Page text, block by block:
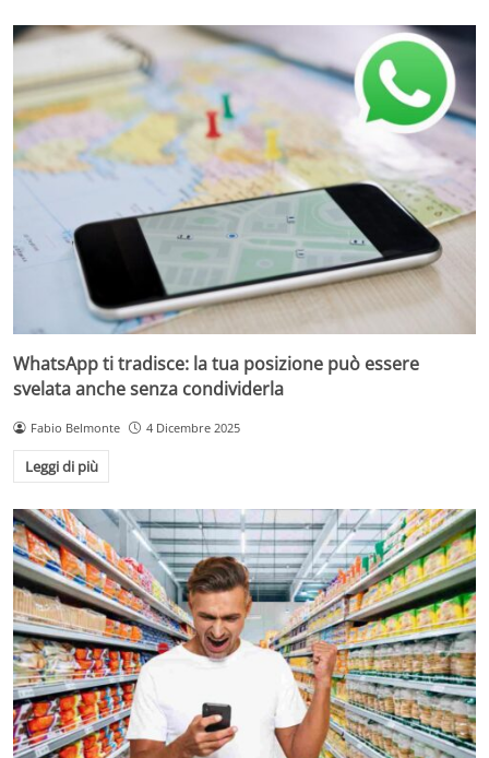
WhatsApp ti tradisce: la tua posizione può essere
svelata anche senza condividerla
Fabio Belmonte 4 Dicembre 2025
Leggi di più